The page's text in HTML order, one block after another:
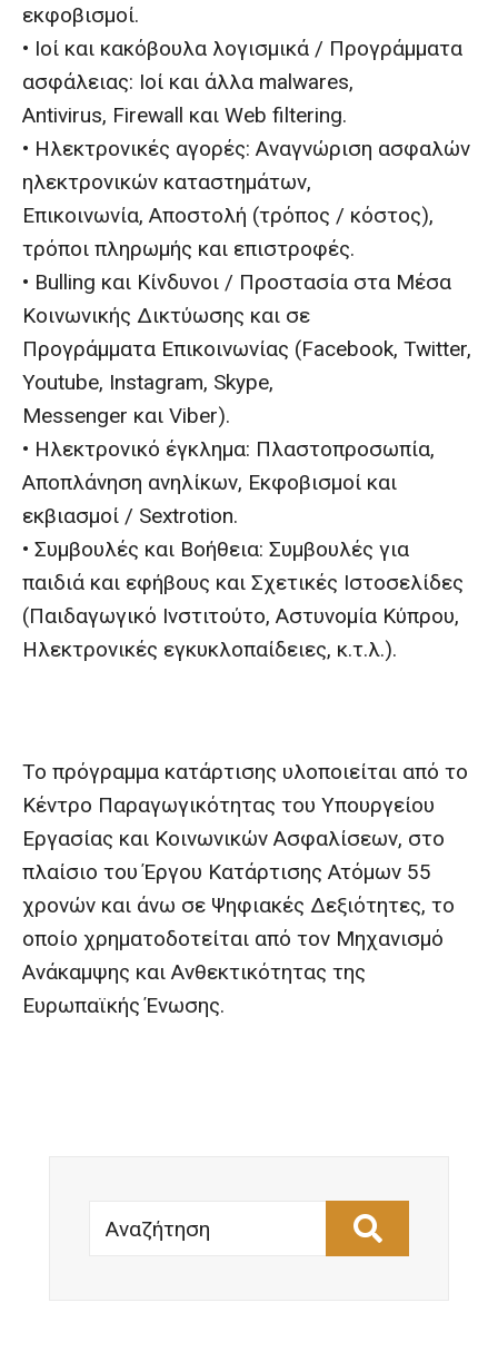
εκφοβισμοί.
• Ιοί και κακόβουλα λογισμικά / Προγράμματα
ασφάλειας: Ιοί και άλλα malwares,
Antivirus, Firewall και Web filtering.
• Ηλεκτρονικές αγορές: Αναγνώριση ασφαλών
ηλεκτρονικών καταστημάτων,
Επικοινωνία, Αποστολή (τρόπος / κόστος),
τρόποι πληρωμής και επιστροφές.
• Bulling και Κίνδυνοι / Προστασία στα Μέσα
Κοινωνικής Δικτύωσης και σε
Προγράμματα Επικοινωνίας (Facebook, Twitter,
Youtube, Instagram, Skype,
Messenger και Viber).
• Ηλεκτρονικό έγκλημα: Πλαστοπροσωπία,
Αποπλάνηση ανηλίκων, Εκφοβισμοί και
εκβιασμοί / Sextrotion.
• Συμβουλές και Βοήθεια: Συμβουλές για
παιδιά και εφήβους και Σχετικές Ιστοσελίδες
(Παιδαγωγικό Ινστιτούτο, Αστυνομία Κύπρου,
Ηλεκτρονικές εγκυκλοπαίδειες, κ.τ.λ.).
Το πρόγραμμα κατάρτισης υλοποιείται από το
Κέντρο Παραγωγικότητας του Υπουργείου
Εργασίας και Κοινωνικών Ασφαλίσεων, στο
πλαίσιο του Έργου Κατάρτισης Ατόμων 55
χρονών και άνω σε Ψηφιακές Δεξιότητες, το
οποίο χρηματοδοτείται από τον Μηχανισμό
Ανάκαμψης και Ανθεκτικότητας της
Ευρωπαϊκής Ένωσης.
Αναζήτηση